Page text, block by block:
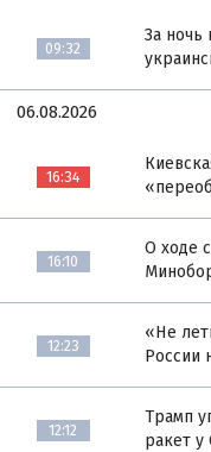
09:32
За ночь
06.08.2026
16:34
16:10
О ходе
12:23
«Не
России
12:12
Трамп
ракет